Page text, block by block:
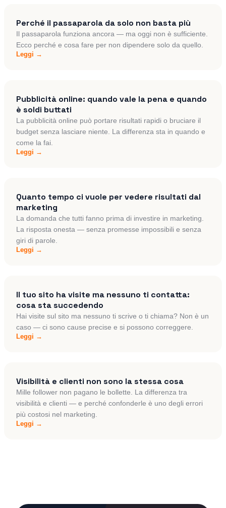
Perché il passaparola da solo non basta più
Il passaparola funziona ancora — ma oggi non è sufficiente.
Ecco perché e cosa fare per non dipendere solo da quello.
Leggi →
Pubblicità online: quando vale la pena e quando
è soldi buttati
La pubblicità online può portare risultati rapidi o bruciare il
budget senza lasciare niente. La differenza sta in quando e
come la fai.
Leggi →
Quanto tempo ci vuole per vedere risultati dal
marketing
La domanda che tutti fanno prima di investire in marketing.
La risposta onesta — senza promesse impossibili e senza
giri di parole.
Leggi →
Il tuo sito ha visite ma nessuno ti contatta:
cosa sta succedendo
Hai visite sul sito ma nessuno ti scrive o ti chiama? Non è un
caso — ci sono cause precise e si possono correggere.
Leggi →
Visibilità e clienti non sono la stessa cosa
Mille follower non pagano le bollette. La differenza tra
visibilità e clienti — e perché confonderle è uno degli errori
più costosi nel marketing.
Leggi →